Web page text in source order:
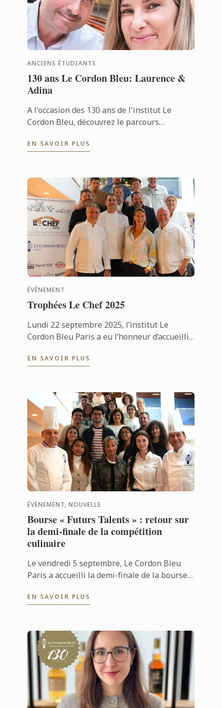
ANCIENS ÉTUDIANTS
130 ans Le Cordon Bleu: Laurence &
Adina
A l'occasion des 130 ans de l'institut Le
Cordon Bleu, découvrez le parcours
et de sa femme, Adina, qu'il a rencontré ...
EN SAVOIR PLUS
ÉVÈNEMENT
Trophées Le Chef 2025
Lundi 22 septembre 2025, l’institut Le
Cordon Bleu Paris a eu l’honneur d’accueillir
par le magazine Le Chef.
EN SAVOIR PLUS
ÉVÈNEMENT, NOUVELLE
Bourse « Futurs Talents » : retour sur
la demi-finale de la compétition
culinaire
Le vendredi 5 septembre, Le Cordon Bleu
Paris a accueilli la demi-finale de la bourse «
pour de nombreux passionnés de ...
EN SAVOIR PLUS